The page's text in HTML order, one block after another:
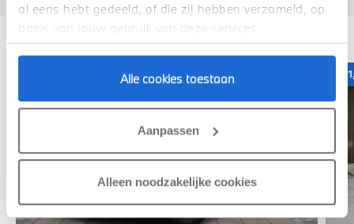
al eens hebt gedeeld, of die zij hebben verzameld, op
basis van jouw gebruik van deze services.
Alle cookies toestaan
Aanpassen
Alleen noodzakelijke cookies
Deze zijn vergelijkbaar